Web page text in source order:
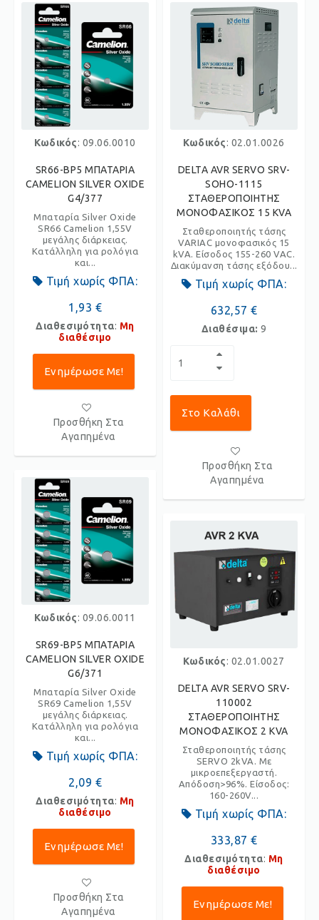
Κωδικός: 09.06.0010
SR66-BP5 ΜΠΑΤΑΡΙΑ
CAMELION SILVER OXIDE
G4/377
Μπαταρία Silver Oxide
SR66 Camelion 1,55V
μεγάλης διάρκειας.
Κατάλληλη για ρολόγια
και...
Τιμή χωρίς ΦΠΑ:
1,93 €
Διαθεσιμότητα: Μη
διαθέσιμο
Ενημέρωσε Με!
Προσθήκη Στα
Αγαπημένα
Κωδικός: 09.06.0011
SR69-BP5 ΜΠΑΤΑΡΙΑ
CAMELION SILVER OXIDE
G6/371
Μπαταρία Silver Oxide
SR69 Camelion 1,55V
μεγάλης διάρκειας.
Κατάλληλη για ρολόγια
και...
Τιμή χωρίς ΦΠΑ:
2,09 €
Διαθεσιμότητα: Μη
διαθέσιμο
Ενημέρωσε Με!
Προσθήκη Στα
Αγαπημένα
Κωδικός: 02.01.0026
DELTA AVR SERVO SRV-
SOHO-1115
ΣΤΑΘΕΡΟΠΟΙΗΤΗΣ
ΜΟΝΟΦΑΣΙΚΟΣ 15 KVA
Σταθεροποιητής τάσης
VARIAC μονοφασικός 15
kVA. Είσοδος 155-260 VAC.
Διακύμανση τάσης εξόδου...
Τιμή χωρίς ΦΠΑ:
632,57 €
Διαθέσιμα: 9
Στο Καλάθι
Προσθήκη Στα
Αγαπημένα
Κωδικός: 02.01.0027
DELTA AVR SERVO SRV-
110002
ΣΤΑΘΕΡΟΠΟΙΗΤΗΣ
ΜΟΝΟΦΑΣΙΚΟΣ 2 KVA
Σταθεροποιητής τάσης
SERVO 2kVA. Με
μικροεπεξεργαστή.
Απόδοση>96%. Είσοδος:
160-260V...
Τιμή χωρίς ΦΠΑ:
333,87 €
Διαθεσιμότητα: Μη
διαθέσιμο
Ενημέρωσε Με!